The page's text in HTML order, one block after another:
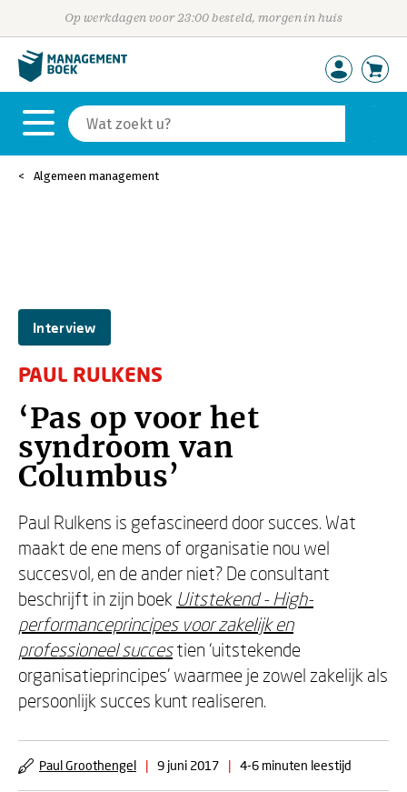
Op werkdagen voor 23:00 besteld, morgen in huis
Algemeen management
Interview
PAUL RULKENS
‘Pas op voor het
syndroom van
Columbus’
Paul Rulkens is gefascineerd door succes. Wat
maakt de ene mens of organisatie nou wel
succesvol, en de ander niet? De consultant
beschrijft in zijn boek Uitstekend - High-
performanceprincipes voor zakelijk en
professioneel succestien ‘uitstekende
organisatieprincipes’ waarmee je zowel zakelijk als
persoonlijk succes kunt realiseren.
Paul Groothengel | 9 juni 2017 | 4-6 minuten leestijd